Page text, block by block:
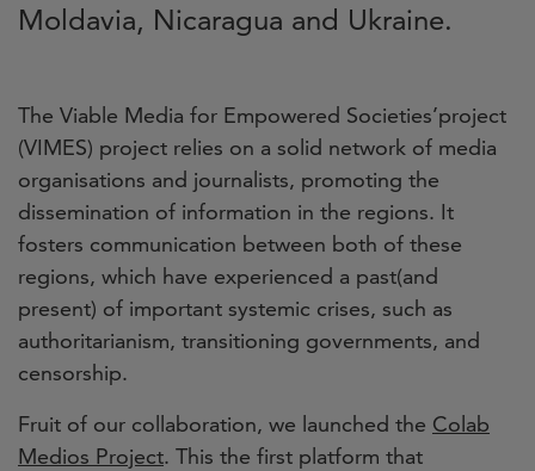
Moldavia, Nicaragua and Ukraine.
The Viable Media for Empowered Societies’project
(VIMES) project relies on a solid network of media
organisations and journalists, promoting the
dissemination of information in the regions. It
fosters communication between both of these
regions, which have experienced a past(and
present) of important systemic crises, such as
authoritarianism, transitioning governments, and
censorship.
Fruit of our collaboration, we launched the Colab
Medios Project. This the first platform that